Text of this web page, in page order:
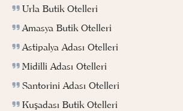
Urla Butik Otelleri
Amasya Butik Otelleri
Astipalya Adası Otelleri
Midilli Adası Otelleri
Santorini Adası Otelleri
Kuşadası Butik Otelleri